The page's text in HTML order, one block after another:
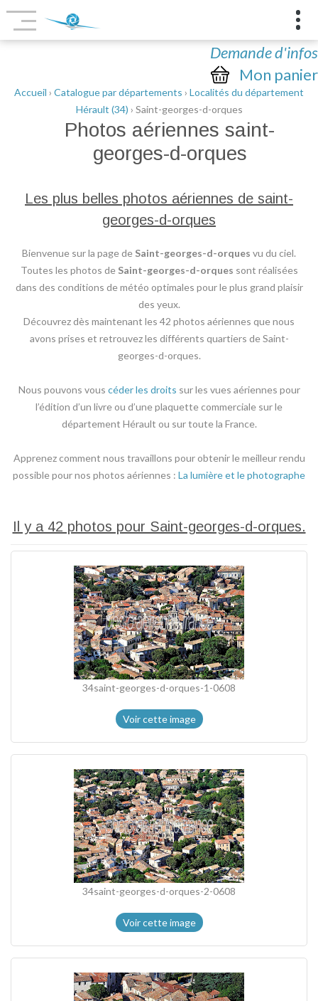
Demande d'infos
Mon panier
Accueil › Catalogue par départements › Localités du département
Hérault (34) › Saint-georges-d-orques
Photos aériennes saint-
georges-d-orques
Les plus belles photos aériennes de saint-
georges-d-orques
Bienvenue sur la page de Saint-georges-d-orques vu du ciel.
Toutes les photos de Saint-georges-d-orques sont réalisées
dans des conditions de météo optimales pour le plus grand plaisir
des yeux.
Découvrez dès maintenant les 42 photos aériennes que nous
avons prises et retrouvez les différents quartiers de Saint-
georges-d-orques.
Nous pouvons vous céder les droits sur les vues aériennes pour
l’édition d’un livre ou d’une plaquette commerciale sur le
département Hérault ou sur toute la France.
Apprenez comment nous travaillons pour obtenir le meilleur rendu
possible pour nos photos aériennes : La lumière et le photographe
Il y a 42 photos pour Saint-georges-d-orques.
34saint-georges-d-orques-1-0608
Voir cette image
34saint-georges-d-orques-2-0608
Voir cette image